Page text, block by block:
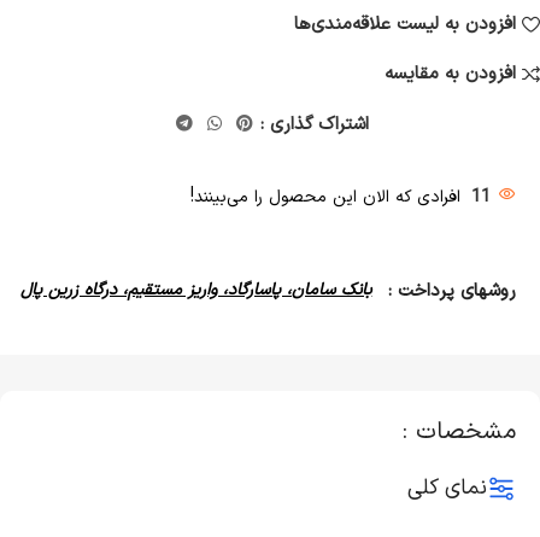
افزودن به لیست علاقه‌مندی‌ها
افزودن به مقایسه
اشتراک گذاری :
11 افرادی که الان این محصول را می‌بینند!
روشهای پرداخت : بانک سامان، پاسارگاد، واریز مستقیم، درگاه زرین پال
مشخصات :
نمای کلی